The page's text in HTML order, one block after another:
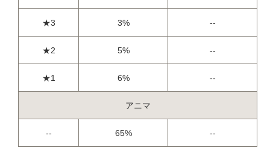
★3 3% --
★2 5% --
★1 6% --
アニマ
-- 65% --